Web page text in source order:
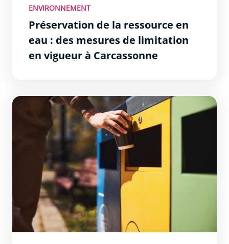
ENVIRONNEMENT
Préservation de la ressource en
eau : des mesures de limitation
en vigueur à Carcassonne
De nouveaux conteneurs enterrés pour améliorer la